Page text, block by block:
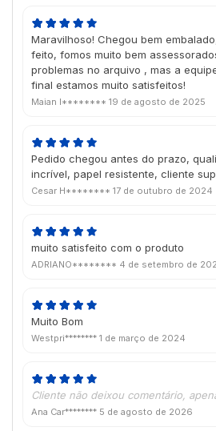
Maravilhoso! Chegou bem
feito, fomos muito bem
problemas no arquivo , mas a
final estamos muito satisfeitos!
Maian I******** 19 de agosto de 2025
Pedido chegou antes do prazo,
incrível, papel resistente, cliente
Cesar H******** 17 de outubro de 2024
muito satisfeito com o produto
ADRIANO******** 4 de setembro de
Muito Bom
Westpri******** 1 de março de 2024
Cliente não deixou comentário,
Ana Car******** 5 de agosto de 2026